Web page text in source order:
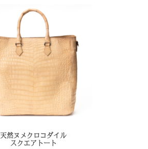
天然ヌメクロコダイル
スクエアトート